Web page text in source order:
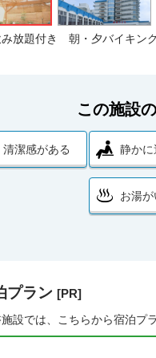
み放題付き 朝・夕バイキン
この施設
清潔感がある 静かに
お湯が
プラン [PR]
設では、こちらから宿泊プ